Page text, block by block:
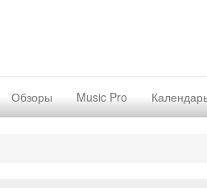
Обзоры Music Pro